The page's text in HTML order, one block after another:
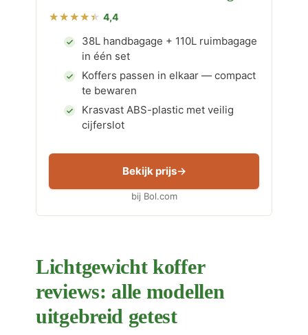
4,4
38L handbagage + 110L ruimbagage
in één set
Koffers passen in elkaar — compact
te bewaren
Krasvast ABS-plastic met veilig
cijferslot
Bekijk prijs
bij Bol.com
Lichtgewicht koffer
reviews: alle modellen
uitgebreid getest